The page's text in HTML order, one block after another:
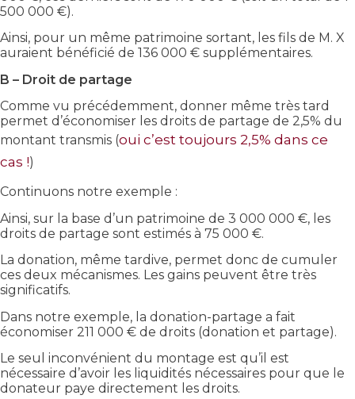
500 000 €).
Ainsi, pour un même patrimoine sortant, les fils de M. X
auraient bénéficié de 136 000 € supplémentaires.
B – Droit de partage
Comme vu précédemment, donner même très tard
permet d’économiser les droits de partage de 2,5% du
montant transmis (oui c’est toujours 2,5% dans ce
cas !)
Continuons notre exemple :
Ainsi, sur la base d’un patrimoine de 3 000 000 €, les
droits de partage sont estimés à 75 000 €.
La donation, même tardive, permet donc de cumuler
ces deux mécanismes. Les gains peuvent être très
significatifs.
Dans notre exemple, la donation-partage a fait
économiser 211 000 € de droits (donation et partage).
Le seul inconvénient du montage est qu’il est
nécessaire d’avoir les liquidités nécessaires pour que le
donateur paye directement les droits.